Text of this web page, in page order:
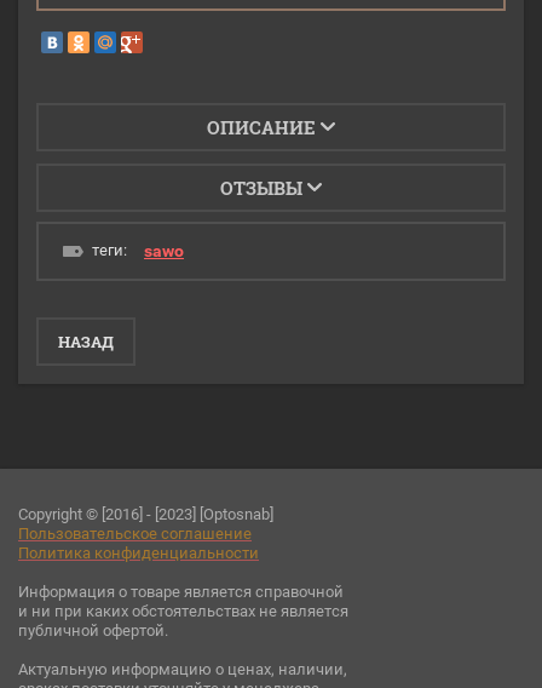
ОПИСАНИЕ
ОТЗЫВЫ
теги: sawo
НАЗАД
Copyright © [2016] - [2023] [Optosnab]
Пользовательское соглашение
Политика конфиденциальности
Информация о товаре является справочной
и ни при каких обстоятельствах не является
публичной офертой.
Актуальную информацию о ценах, наличии,